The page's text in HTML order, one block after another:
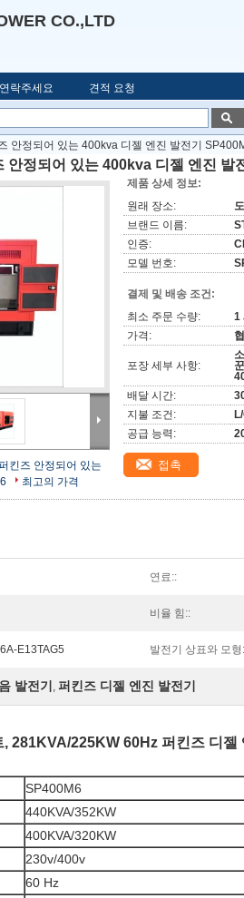
CO.,LTD
연락주세요 견적 요청
안정되어 있는 400kva 디젤 엔진 발전기
안정되어 있는 400kva 디젤 엔진 발
킨즈 안정되어 있는
최고의 가격
제품 상세 정보:
원래 장소:
브랜드 이름:
인증:
모델 번호:
결제 및 배송 조건:
최소 주문 수량:
1
가격:
포장 세부 사항:
배달 시간:
지불 조건:
공급 능력:
접촉
연료::
비율 힘::
E13TAG5 발전기 상표와 모형
발전기 , 퍼킨즈 디젤 엔진 발전기
, 281KVA/225KW 60Hz 퍼킨즈 디
SP400M6
440KVA/352KW
400KVA/320KW
230v/400v
60 Hz